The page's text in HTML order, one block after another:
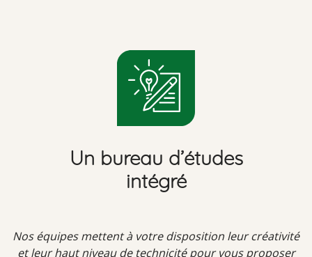
Un bureau d’études
intégré
Nos équipes mettent à votre disposition leur créativité
et leur haut niveau de technicité pour vous proposer